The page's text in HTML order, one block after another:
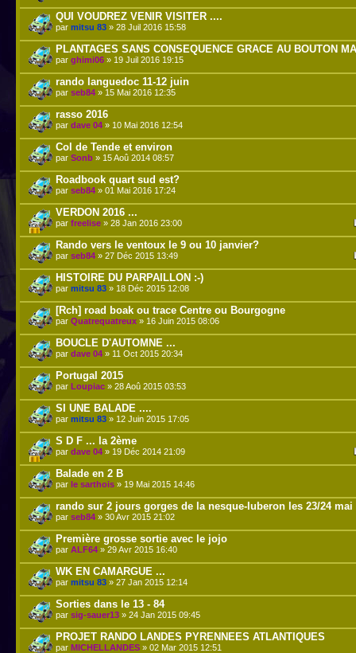
QUI VOUDREZ VENIR VISITER ....
par mitsu 83 » 28 Juil 2016 15:58
PLANTAGES SANS CONSEQUENCE GRACE AU BOUTON
par ghimi06 » 19 Juil 2016 19:15
rando languedoc 11-12 juin
par seb84 » 15 Mai 2016 12:35
rasso 2016
par dave 04 » 10 Mai 2016 12:54
Col de Tende et environ
par Sonb » 15 Aoû 2014 08:57
Roadbook quart sud est?
par seb84 » 01 Mai 2016 17:24
VERDON 2016 ...
par freelise » 28 Jan 2016 23:00
Rando vers le ventoux le 9 ou 10 janvier?
par seb84 » 27 Déc 2015 13:49
HISTOIRE DU PARPAILLON :-)
par mitsu 83 » 18 Déc 2015 12:08
[Rch] road boak ou trace Centre ou Bourgogne
par Quatrequatreux » 16 Juin 2015 08:06
BOUCLE D'AUTOMNE ...
par dave 04 » 11 Oct 2015 20:34
Portugal 2015
par Loupiac » 28 Aoû 2015 03:53
SI UNE BALADE ....
par mitsu 83 » 12 Juin 2015 17:05
S D F ... la 2ème
par dave 04 » 19 Déc 2014 21:09
Balade en 2 B
par le sarthois » 19 Mai 2015 14:46
rando sur 2 jours gorges de la nesque-luberon les 23/24 mai
par seb84 » 30 Avr 2015 21:02
Première grosse sortie avec le jojo
par ALF64 » 29 Avr 2015 16:40
WK EN CAMARGUE ...
par mitsu 83 » 27 Jan 2015 12:14
Sorties dans le 13 - 84
par sig-sauer13 » 24 Jan 2015 09:45
PROJET RANDO LANDES PYRENNEES ATLANTIQUES
par MICHELLANDES » 02 Mar 2015 12:51